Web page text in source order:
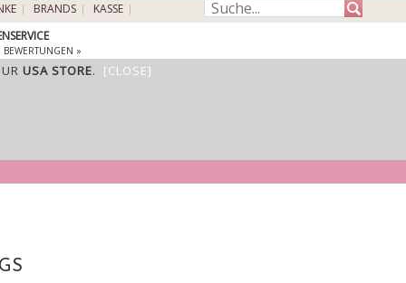
BRANDS
KASSE
BEWERTUNGEN »
USA STORE. [CLOSE]